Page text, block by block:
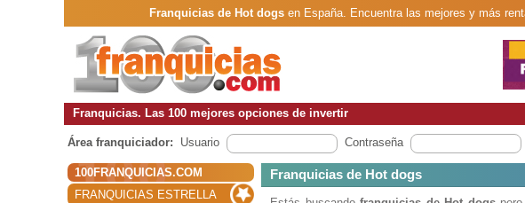
Franquicias de Hot dogsen España. Encuentra las mejores y más
Franquicias. Las 100 mejores opciones de invertir
Área franquiciador: Usuario Contraseña
100FRANQUICIAS.COM
FRANQUICIAS ESTRELLA
Franquicias de Hot dogs